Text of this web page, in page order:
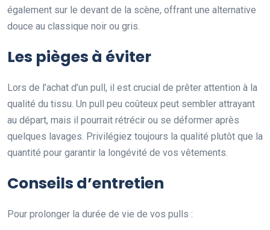
également sur le devant de la scène, offrant une alternative
douce au classique noir ou gris.
Les pièges à éviter
Lors de l’achat d’un pull, il est crucial de prêter attention à la
qualité du tissu. Un pull peu coûteux peut sembler attrayant
au départ, mais il pourrait rétrécir ou se déformer après
quelques lavages. Privilégiez toujours la qualité plutôt que la
quantité pour garantir la longévité de vos vêtements.
Conseils d’entretien
Pour prolonger la durée de vie de vos pulls :